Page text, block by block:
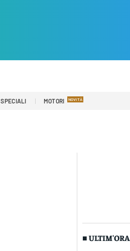
SPECIALI MOTORI
■ ULTIM'ORA